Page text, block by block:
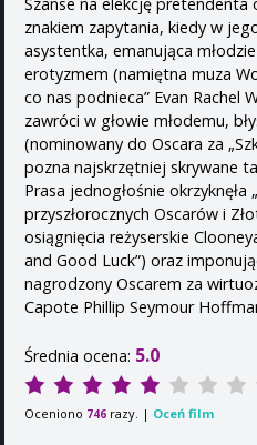
znakiem zapytania, kiedy w
asystentka, emanująca
erotyzmem (namiętna muza
co nas podnieca” Evan Rachel
zawróci w głowie młodemu,
(nominowany do Oscara za
pozna najskrzętniej skrywane
Prasa jednogłośnie
przyszłorocznych Oscarów i
osiągnięcia reżyserskie
and Good Luck”) oraz
nagrodzony Oscarem za
Capote Phillip Seymour
Średnia ocena: 5.0
Oceniono 746 razy. | Oceń film